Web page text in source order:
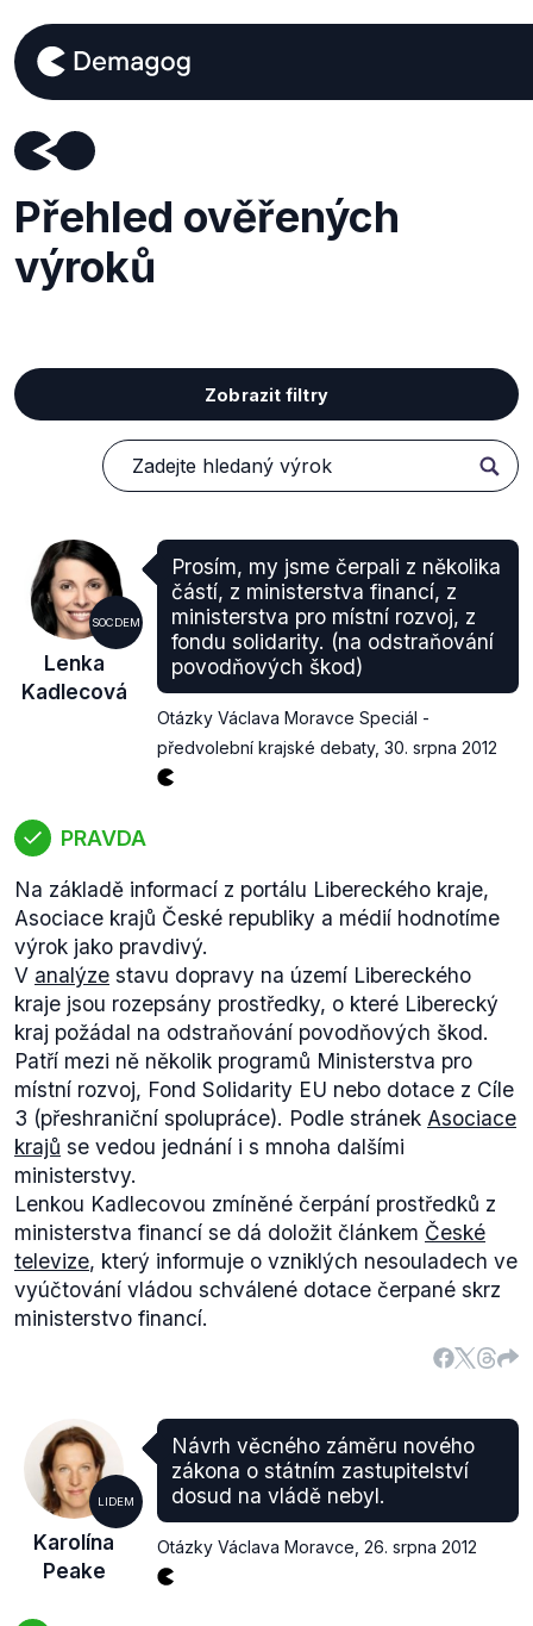
Přehled ověřených
výroků
Zobrazit filtry
SOCDEM
Lenka
Kadlecová
Prosím, my jsme čerpali z několika
částí, z ministerstva financí, z
ministerstva pro místní rozvoj, z
fondu solidarity. (na odstraňování
povodňových škod)
Otázky Václava Moravce Speciál -
předvolební krajské debaty, 30. srpna 2012
PRAVDA
Na základě informací z portálu Libereckého kraje,
Asociace krajů České republiky a médií hodnotíme
výrok jako pravdivý.
V analýze stavu dopravy na území Libereckého
kraje jsou rozepsány prostředky, o které Liberecký
kraj požádal na odstraňování povodňových škod.
Patří mezi ně několik programů Ministerstva pro
místní rozvoj, Fond Solidarity EU nebo dotace z Cíle
3 (přeshraniční spolupráce). Podle stránek Asociace
krajů se vedou jednání i s mnoha dalšími
ministerstvy.
Lenkou Kadlecovou zmíněné čerpání prostředků z
ministerstva financí se dá doložit článkem České
televize, který informuje o vzniklých nesouladech ve
vyúčtování vládou schválené dotace čerpané skrz
ministerstvo financí.
LIDEM
Karolína
Peake
Návrh věcného záměru nového
zákona o státním zastupitelství
dosud na vládě nebyl.
Otázky Václava Moravce 26. srpna 2012